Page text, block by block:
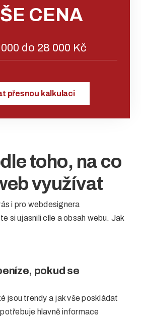
CENA
přesnou kalkulaci
toho, na co
využívat
i pro webdesignera
si ujasnili cíle a obsah webu. Jak
pokud se
jsou trendy a jak vše poskládat
hlavně informace